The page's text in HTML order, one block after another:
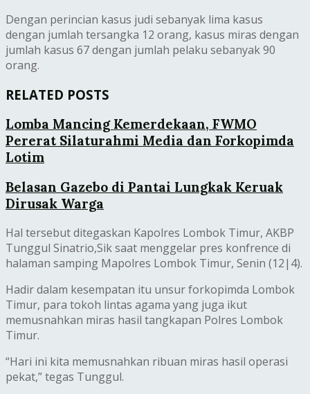
Dengan perincian kasus judi sebanyak lima kasus
dengan jumlah tersangka 12 orang, kasus miras dengan
jumlah kasus 67 dengan jumlah pelaku sebanyak 90
orang.
RELATED POSTS
Lomba Mancing Kemerdekaan, FWMO
Pererat Silaturahmi Media dan Forkopimda
Lotim
Belasan Gazebo di Pantai Lungkak Keruak
Dirusak Warga
Hal tersebut ditegaskan Kapolres Lombok Timur, AKBP
Tunggul Sinatrio,Sik saat menggelar pres konfrence di
halaman samping Mapolres Lombok Timur, Senin (12|4).
Hadir dalam kesempatan itu unsur forkopimda Lombok
Timur, para tokoh lintas agama yang juga ikut
memusnahkan miras hasil tangkapan Polres Lombok
Timur.
“Hari ini kita memusnahkan ribuan miras hasil operasi
pekat,” tegas Tunggul.